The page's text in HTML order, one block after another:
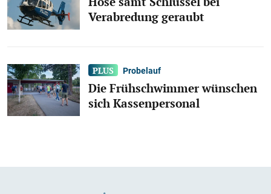
Verabredung geraubt
Probelauf
Die Frühschwimmer wünschen
sich Kassenpersonal